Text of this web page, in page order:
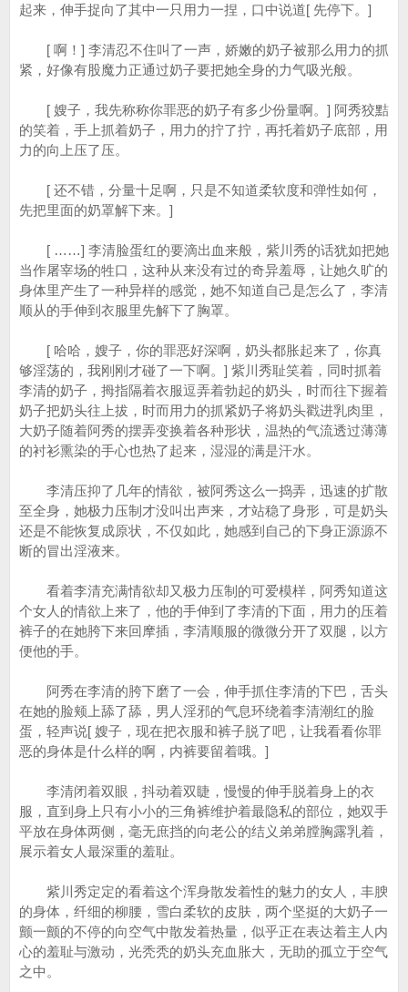
起来，伸手捉向了其中一只用力一捏，口中说道[ 先停下。]
[ 啊！] 李清忍不住叫了一声，娇嫩的奶子被那么用力的抓
紧，好像有股魔力正通过奶子要把她全身的力气吸光般。
[ 嫂子，我先称称你罪恶的奶子有多少份量啊。] 阿秀狡黠
的笑着，手上抓着奶子，用力的拧了拧，再托着奶子底部，用
力的向上压了压。
[ 还不错，分量十足啊，只是不知道柔软度和弹性如何，
先把里面的奶罩解下来。]
[ ……] 李清脸蛋红的要滴出血来般，紫川秀的话犹如把她
当作屠宰场的牲口，这种从来没有过的奇异羞辱，让她久旷的
身体里产生了一种异样的感觉，她不知道自己是怎么了，李清
顺从的手伸到衣服里先解下了胸罩。
[ 哈哈，嫂子，你的罪恶好深啊，奶头都胀起来了，你真
够淫荡的，我刚刚才碰了一下啊。] 紫川秀耻笑着，同时抓着
李清的奶子，拇指隔着衣服逗弄着勃起的奶头，时而往下握着
奶子把奶头往上拔，时而用力的抓紧奶子将奶头戳进乳肉里，
大奶子随着阿秀的摆弄变换着各种形状，温热的气流透过薄薄
的衬衫熏染的手心也热了起来，湿湿的满是汗水。
李清压抑了几年的情欲，被阿秀这么一捣弄，迅速的扩散
至全身，她极力压制才没叫出声来，才站稳了身形，可是奶头
还是不能恢复成原状，不仅如此，她感到自己的下身正源源不
断的冒出淫液来。
看着李清充满情欲却又极力压制的可爱模样，阿秀知道这
个女人的情欲上来了，他的手伸到了李清的下面，用力的压着
裤子的在她胯下来回摩插，李清顺服的微微分开了双腿，以方
便他的手。
阿秀在李清的胯下磨了一会，伸手抓住李清的下巴，舌头
在她的脸颊上舔了舔，男人淫邪的气息环绕着李清潮红的脸
蛋，轻声说[ 嫂子，现在把衣服和裤子脱了吧，让我看看你罪
恶的身体是什么样的啊，内裤要留着哦。]
李清闭着双眼，抖动着双睫，慢慢的伸手脱着身上的衣
服，直到身上只有小小的三角裤维护着最隐私的部位，她双手
平放在身体两侧，毫无庶挡的向老公的结义弟弟膛胸露乳着，
展示着女人最深重的羞耻。
紫川秀定定的看着这个浑身散发着性的魅力的女人，丰腴
的身体，纤细的柳腰，雪白柔软的皮肤，两个坚挺的大奶子一
颤一颤的不停的向空气中散发着热量，似乎正在表达着主人内
心的羞耻与激动，光秃秃的奶头充血胀大，无助的孤立于空气
之中。